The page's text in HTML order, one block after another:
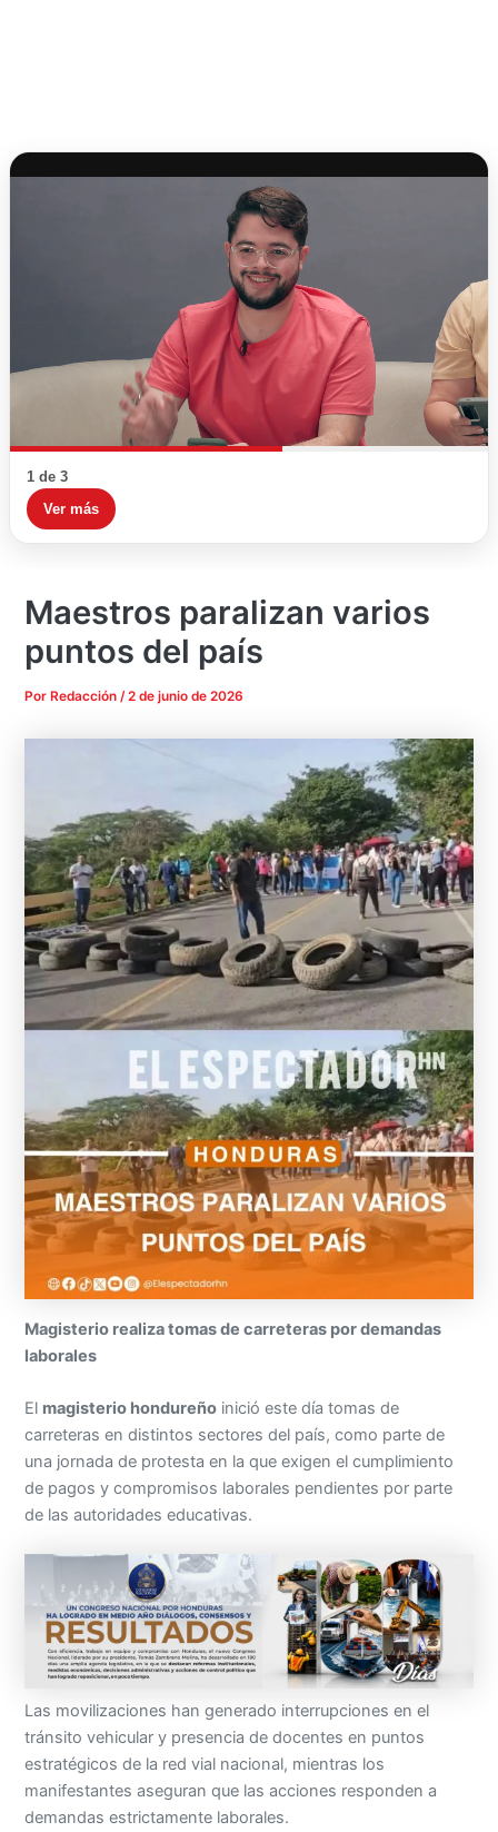
1 de 3
Ver más
Maestros paralizan varios
puntos del país
Por Redacción/2 de junio de 2026
Magisterio realiza tomas de carreteras por demandas
laborales
El magisterio hondureño inició este día tomas de
carreteras en distintos sectores del país, como parte de
una jornada de protesta en la que exigen el cumplimiento
de pagos y compromisos laborales pendientes por parte
de las autoridades educativas.
Las movilizaciones han generado interrupciones en el
tránsito vehicular y presencia de docentes en puntos
estratégicos de la red vial nacional, mientras los
manifestantes aseguran que las acciones responden a
demandas estrictamente laborales.